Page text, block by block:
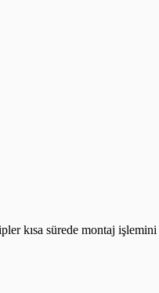
kısa sürede montaj